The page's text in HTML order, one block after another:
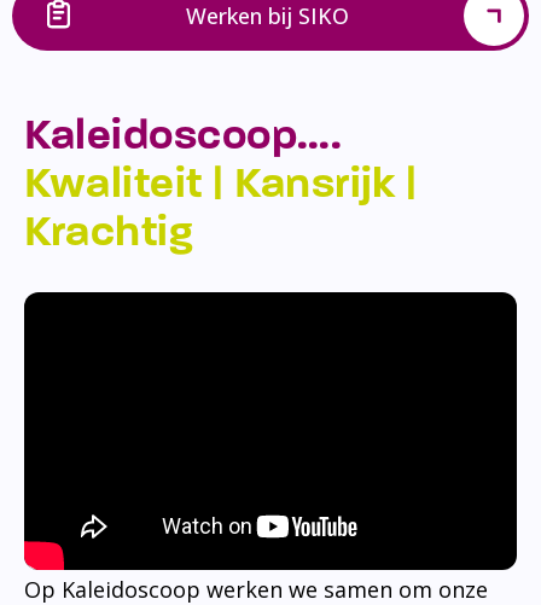
Werken bij SIKO
Kaleidoscoop….
Kwaliteit | Kansrijk |
Krachtig
Op Kaleidoscoop werken we samen om onze